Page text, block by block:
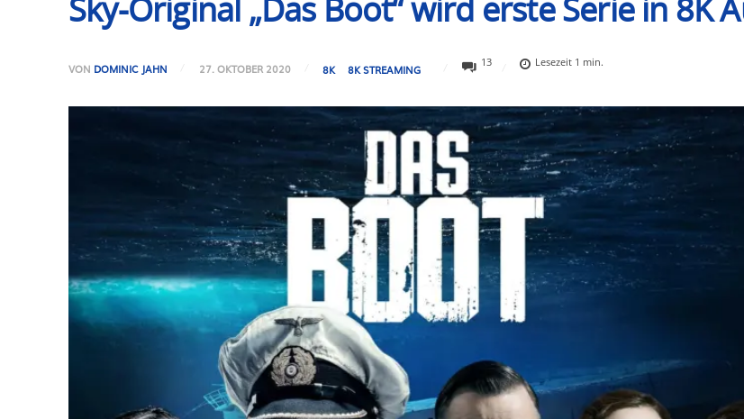
Sky-Original „Das Boot“ wird erste Serie in 8K
VON DOMINIC JAHN 27. OKTOBER 2020 8K 8K STREAMING
13 Lesezeit 1 min.